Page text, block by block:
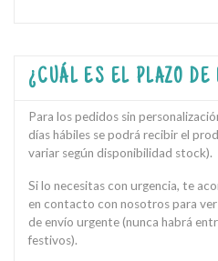
¿CUÁL ES EL PLAZO DE
Para los pedidos sin
días hábiles se podrá recibir el
variar según disponibilidad stock).
Si lo necesitas con urgencia, te
en contacto con nosotros para
de envío urgente (nunca habrá
festivos).